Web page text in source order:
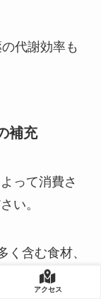
アクセス
代謝効率も
補充
って消費さ
い。
く含む食材、
どを選ぶと